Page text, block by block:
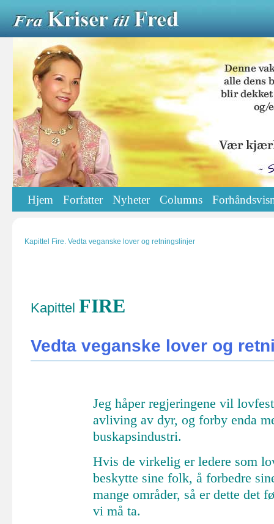
Hjem Forfatter Nyheter Columns
Kapittel Fire. Vedta veganske lover og retningslinjer
Kapittel FIRE
Vedta veganske lover og
Jeg håper regjeringene vil
avliving av dyr, og forbyenda
buskapsindustri.
Hvis de virkelig er ledere som
beskytte sine folk, å forbedre
mange områder, så er dette det
vi må ta.